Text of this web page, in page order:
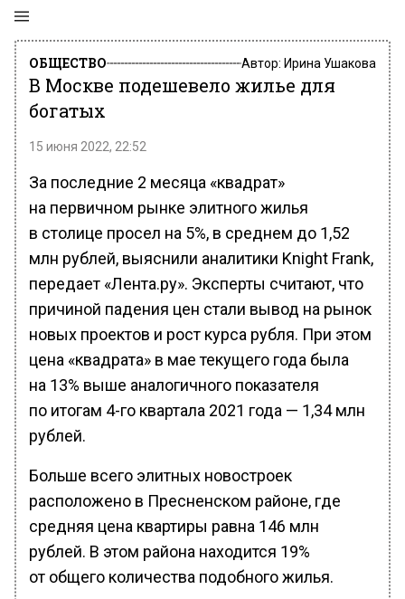
ОБЩЕСТВО Автор: Ирина Ушакова
В Москве подешевело жилье для
богатых
15 июня 2022, 22:52
За последние 2 месяца «квадрат»
на первичном рынке элитного жилья
в столице просел на 5%, в среднем до 1,52
млн рублей, выяснили аналитики Knight Frank,
передает «Лента.ру». Эксперты считают, что
причиной падения цен стали вывод на рынок
новых проектов и рост курса рубля. При этом
цена «квадрата» в мае текущего года была
на 13% выше аналогичного показателя
по итогам 4-го квартала 2021 года — 1,34 млн
рублей.
Больше всего элитных новостроек
расположено в Пресненском районе, где
средняя цена квартиры равна 146 млн
рублей. В этом района находится 19%
от общего количества подобного жилья.